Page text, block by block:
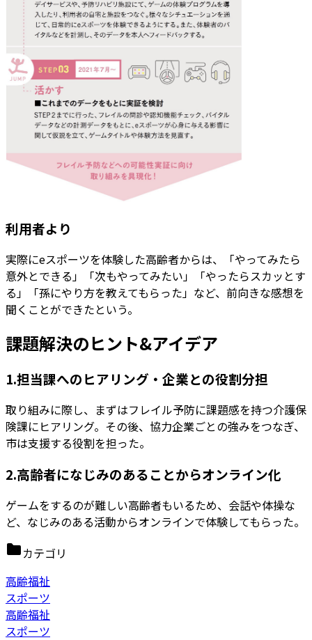
利用者より
実際にeスポーツを体験した高齢者からは、「やってみたら
意外とできる」「次もやってみたい」「やったらスカッとす
る」「孫にやり方を教えてもらった」など、前向きな感想を
聞くことができたという。
課題解決のヒント&アイデア
1.担当課へのヒアリング・企業との役割分担
取り組みに際し、まずはフレイル予防に課題感を持つ介護保
険課にヒアリング。その後、協力企業ごとの強みをつなぎ、
市は支援する役割を担った。
2.高齢者になじみのあることからオンライン化
ゲームをするのが難しい高齢者もいるため、会話や体操な
ど、なじみのある活動からオンラインで体験してもらった。
カテゴリ
高齢福祉
スポーツ
高齢福祉
スポーツ